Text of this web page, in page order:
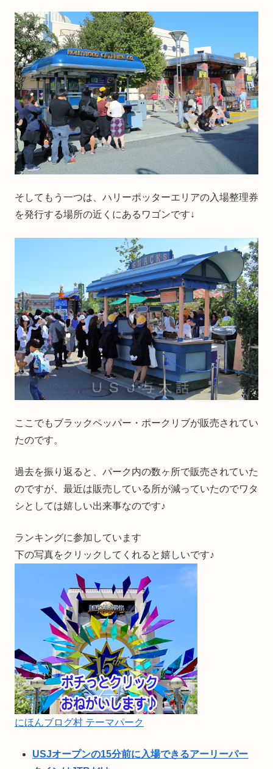
そしてもう一つは、ハリーポッターエリアの入場整理券
を発行する場所の近くにあるワゴンです↓
ここでもブラックペッパー・ポークリブが販売されてい
たのです。
過去を振り返ると、パーク内の数ヶ所で販売されていた
のですが、最近は販売している所が減っていたのでワタ
シとしては嬉しい出来事なのです♪
ランキングに参加しています
下の写真をクリックしてくれると嬉しいです♪
にほんブログ村 テーマパーク
USJオープンの15分前に入場できるアーリーパー